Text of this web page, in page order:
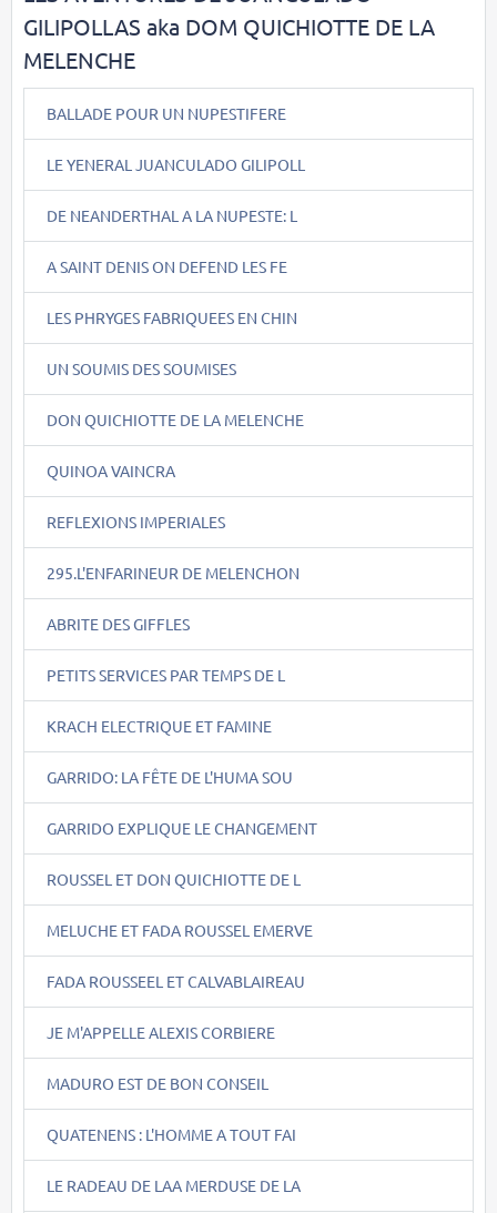
GILIPOLLAS aka DOM QUICHIOTTE DE LA
MELENCHE
BALLADE POUR UN NUPESTIFERE
LE YENERAL JUANCULADO GILIPOLL
DE NEANDERTHAL A LA NUPESTE: L
A SAINT DENIS ON DEFEND LES FE
LES PHRYGES FABRIQUEES EN CHIN
UN SOUMIS DES SOUMISES
DON QUICHIOTTE DE LA MELENCHE
QUINOA VAINCRA
REFLEXIONS IMPERIALES
295.L'ENFARINEUR DE MELENCHON
ABRITE DES GIFFLES
PETITS SERVICES PAR TEMPS DE L
KRACH ELECTRIQUE ET FAMINE
GARRIDO: LA FÊTE DE L'HUMA SOU
GARRIDO EXPLIQUE LE CHANGEMENT
ROUSSEL ET DON QUICHIOTTE DE L
MELUCHE ET FADA ROUSSEL EMERVE
FADA ROUSSEEL ET CALVABLAIREAU
JE M'APPELLE ALEXIS CORBIERE
MADURO EST DE BON CONSEIL
QUATENENS : L'HOMME A TOUT FAI
LE RADEAU DE LAA MERDUSE DE LA